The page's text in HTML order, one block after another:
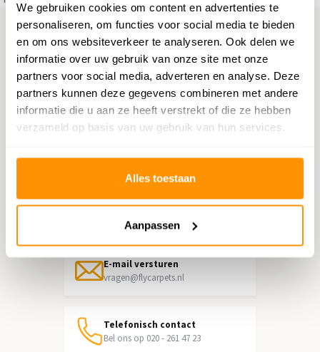
We gebruiken cookies om content en advertenties te
personaliseren, om functies voor social media te bieden
en om ons websiteverkeer te analyseren. Ook delen we
informatie over uw gebruik van onze site met onze
partners voor social media, adverteren en analyse. Deze
partners kunnen deze gegevens combineren met andere
informatie die u aan ze heeft verstrekt of die ze hebben
verzameld op basis van uw gebruik van hun services.
Alles toestaan
Aanpassen
Hulp nodig?
Neem contact op met onze
klantenservice
Informatie over het terugsturen
Chat direct
E-mail versturen
vragen@flycarpets.nl
Telefonisch contact
Bel ons op 020 - 261 47 23